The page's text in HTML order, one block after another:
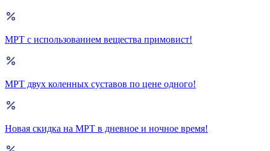
МРТ с использованием вещества примовист!
МРТ двух коленных суставов по цене одного!
Новая скидка на МРТ в дневное и ночное время!